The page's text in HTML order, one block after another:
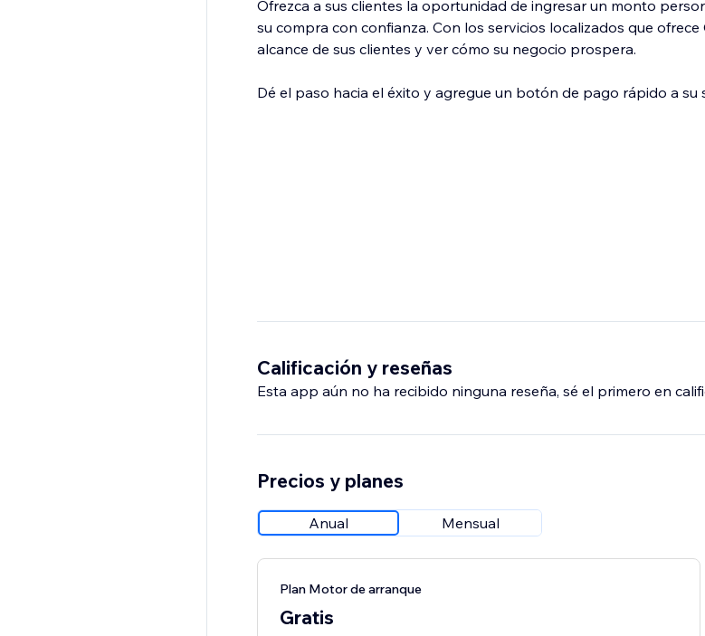
Ofrezca a sus clientes la oportunidad de ingresar un monto
su compra con confianza. Con los servicios localizados que
alcance de sus clientes y ver cómo su negocio prospera.
Dé el paso hacia el éxito y agregue un botón de pago rápido a su
Calificación y reseñas
Esta app aún no ha recibido ninguna reseña, sé el primero en
Precios y planes
Anual Mensual
Plan Motor de arranque
Gratis